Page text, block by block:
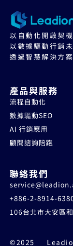
以自動化開啟契機
以數據驅動行銷未
透過智慧解決方
產品與服務
流程自動化
數據驅動SEO
AI 行銷應用
顧問諮詢陪跑
聯絡我們
+886-2-8914-
106台北市大安區
©2025